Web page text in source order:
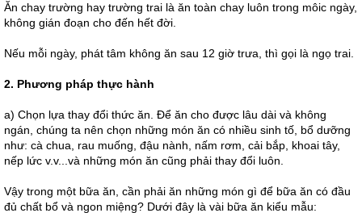
Ăn chay trường hay trường trai là ăn toàn chay luôn trong môic ngày,
không gián đoạn cho đến hết đời.
Nếu mỗi ngày, phát tâm không ăn sau 12 giờ trưa, thì gọi là ngọ trai.
2. Phương pháp thực hành
a) Chọn lựa thay đổi thức ăn. Ðể ăn cho được lâu dài và không
ngán, chúng ta nên chọn những món ăn có nhiều sinh tố, bổ dưỡng
như: cà chua, rau muống, đậu nành, nấm rơm, cải bắp, khoai tây,
nếp lức v.v...và những món ăn cũng phải thay đổi luôn.
Vậy trong một bữa ăn, cần phải ăn những món gì để bữa ăn có đầu
đủ chất bổ và ngon miệng? Dưới đây là vài bữa ăn kiểu mẫu: